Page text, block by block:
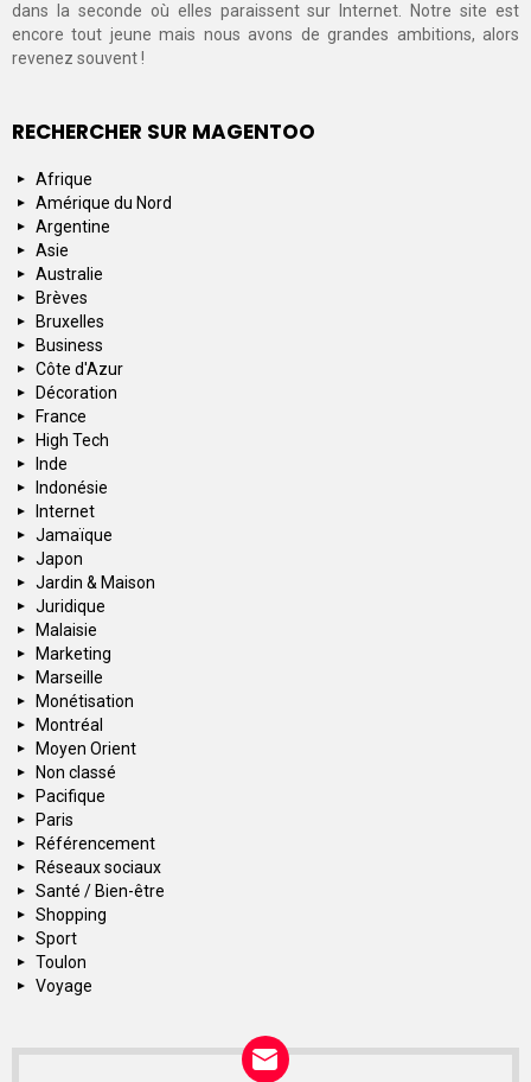
dans la seconde où elles paraissent sur Internet. Notre site est
encore tout jeune mais nous avons de grandes ambitions, alors
revenez souvent !
RECHERCHER SUR MAGENTOO
Afrique
Amérique du Nord
Argentine
Asie
Australie
Brèves
Bruxelles
Business
Côte d'Azur
Décoration
France
High Tech
Inde
Indonésie
Internet
Jamaïque
Japon
Jardin & Maison
Juridique
Malaisie
Marketing
Marseille
Monétisation
Montréal
Moyen Orient
Non classé
Pacifique
Paris
Référencement
Réseaux sociaux
Santé / Bien-être
Shopping
Sport
Toulon
Voyage